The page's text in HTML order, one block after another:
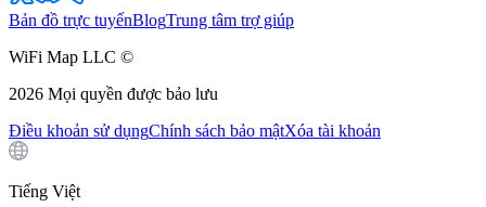
Bản đồ trực tuyếnBlogTrung tâm trợ giúp
WiFi Map LLC ©
2026 Mọi quyền được bảo lưu
Điều khoản sử dụngChính sách bảo mậtXóa tài khoản
Tiếng Việt